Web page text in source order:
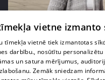
pirms 1 nedēļas, 3 dienām
Melleņu zelta drudzis:
cenu?
409. epizode
vietne izmanto
tīmekļa vietnē tiek izmantotas
darbību., nosūtītu
un satura mērījumus,
Zemāk sniedzam